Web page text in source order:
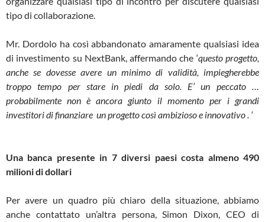
tipo di collaborazione.
Mr. Dordolo ha così abbandonato amaramente qualsiasi idea
di investimento su NextBank, affermando che ‘questo progetto,
anche se dovesse avere un minimo di validità, impiegherebbe
troppo tempo per stare in piedi da solo. E’ un peccato …
probabilmente non è ancora giunto il momento per i grandi
investitori di finanziare un progetto così ambizioso e innovativo . ‘
Una banca presente in 7 diversi paesi costa almeno 490
milioni di dollari
Per avere un quadro più chiaro della situazione, abbiamo
anche contattato un’altra persona, Simon Dixon, CEO di